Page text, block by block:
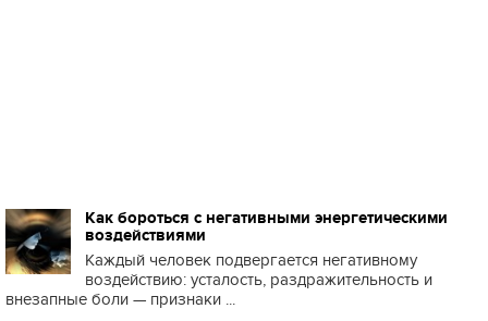
Как бороться с негативными энергетическими
воздействиями
Каждый человек подвергается негативному
воздействию: усталость, раздражительность и
внезапные боли — признаки ...